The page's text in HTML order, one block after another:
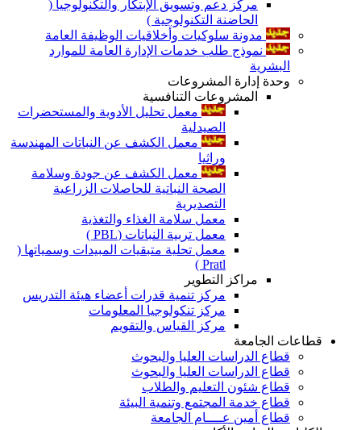
مركز دعم وتسويق الإبتكار والتكنولوجيا (
الحاضنة التكنولوجية )
مدونة سلوكيات وأخلاقيات الوظيفة العامة
نموذج طلب خدمات الإدارة العامة للموارد
البشرية
وحدة إدارة المشروعات
المشروعات التنافسية
معمل تحليل الأدوية والمستحضرات
الصيدلية
معمل الكشف عن النباتات المهندسة
وراثيا
معمل الكشف عن جودة وسلامة
الصحة النباتية للحاصلات الزراعية
التصديرية
معمل سلامة الغذاء والتغذية
معمل تربية النباتات (PBL )
معمل تحلية متبقيات المبيدات وسمياتها (
Pratl )
مراكز التطوير
مركز تنمية قدرات أعضاء هيئة التدريس
مركز تنكولوجيا المعلومات
مركز القياس والتقويم
قطاعات الجامعة
قطاع الدراسات العليا والبحوث
قطاع الدراسات العليا والبحوث
قطاع شئون التعليم والطلاب
قطاع خدمة المجتمع وتنمية البيئة
قطاع أمين عــــام الجامعة